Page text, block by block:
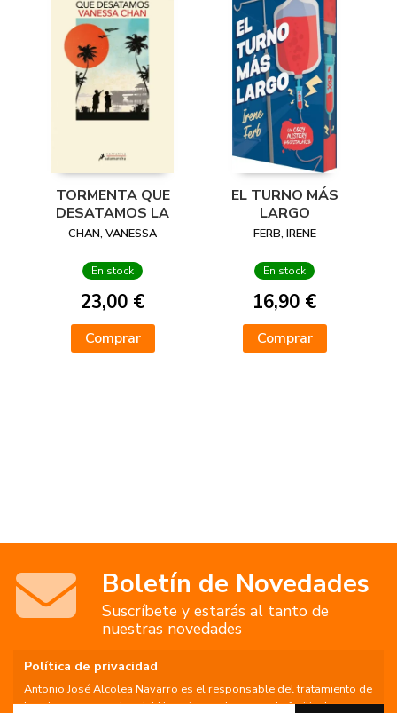
TORMENTA QUE
DESATAMOS LA
CHAN, VANESSA
En stock
23,00 €
Comprar
EL TURNO MÁS
LARGO
FERB, IRENE
En stock
16,90 €
Comprar
Boletín de Novedades
Suscríbete y estarás al tanto de
nuestras novedades
Política de privacidad
Antonio José Alcolea Navarro es el responsable del tratamiento de
los datos personales del Usuario, por lo que se le facilita la